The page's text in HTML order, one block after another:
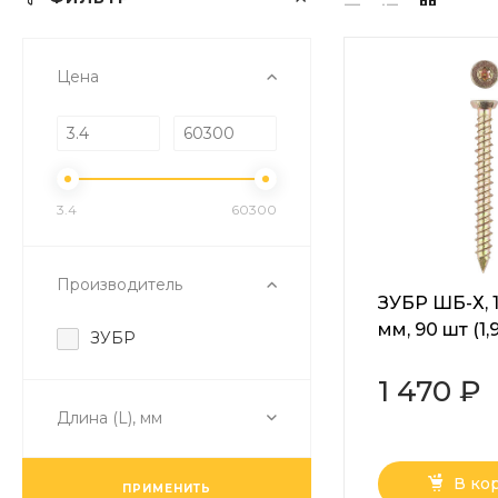
Цена
3.4 60300
Производитель
ЗУБР
Длина (L), мм
ПРИМЕНИТЬ
ЗУБР ШБ-Х,
мм, 90 шт (1,9
шуруп по
1 470 ₽
В